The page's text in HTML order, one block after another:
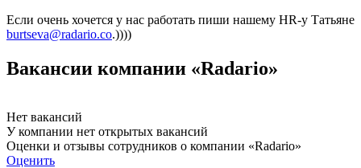
Если очень хочется у нас работать пиши нашему HR-у Татьяне
burtseva@radario.co.))))
Вакансии компании «Radario»
Нет вакансий
У компании нет открытых вакансий
Оценки и отзывы сотрудников о компании «Radario»
Оценить